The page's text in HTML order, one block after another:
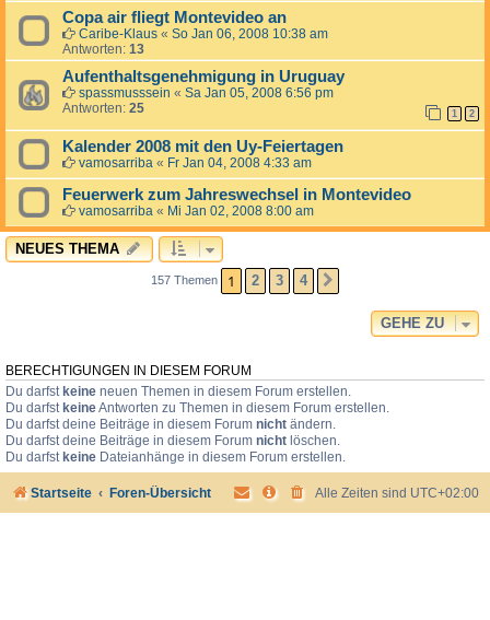
Copa air fliegt Montevideo an
Caribe-Klaus « So Jan 06, 2008 10:38 am
Antworten: 13
Aufenthaltsgenehmigung in Uruguay
spassmusssein « Sa Jan 05, 2008 6:56 pm
Antworten: 25 1 2
Kalender 2008 mit den Uy-Feiertagen
vamosarriba « Fr Jan 04, 2008 4:33 am
Feuerwerk zum Jahreswechsel in Montevideo
vamosarriba « Mi Jan 02, 2008 8:00 am
NEUES THEMA
157 Themen 1 2 3 4
GEHE ZU
BERECHTIGUNGEN IN DIESEM FORUM
Du darfst keine neuen Themen in diesem Forum erstellen.
Du darfst keineAntworten zu Themen in diesem Forum erstellen.
Du darfst deine Beiträge in diesem Forum nicht ändern.
Du darfst deine Beiträge in diesem Forum nicht löschen.
Du darfst keine Dateianhänge in diesem Forum erstellen.
Startseite Foren-Übersicht Alle Zeiten sind UTC+02:00